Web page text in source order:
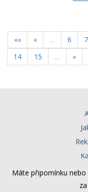
«« « … 6 7
14
15 … »
Máte připomínku